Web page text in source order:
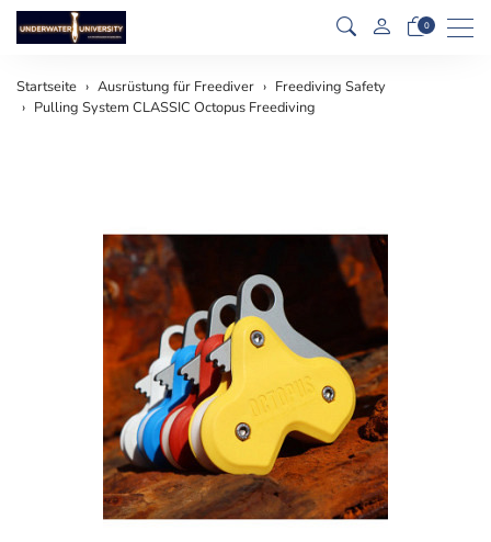
0
Startseite Ausrüstung für Freediver
Freediving Safety
Pulling System CLASSIC Octopus Freediving